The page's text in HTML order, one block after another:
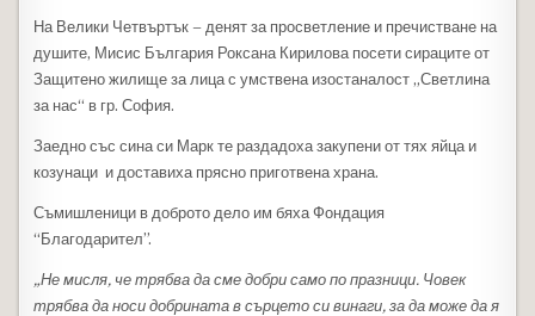
На Велики Четвъртък – денят за просветление и пречистване на
душите, Мисис България Роксана Кирилова посети сираците от
Защитено жилище за лица с умствена изостаналост „Светлина
за нас“ в гр. София.
Заедно със сина си Марк те раздадоха закупени от тях яйца и
козунаци и доставиха прясно приготвена храна.
Съмишленици в доброто дело им бяха Фондация
“Благодарител”.
„Не мисля, че трябва да сме добри само по празници. Човек
трябва да носи добрината в сърцето си винаги, за да може да я